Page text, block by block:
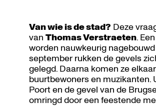
Van wie is de stad? Deze
van Thomas Verstraeten.
worden nauwkeurig
september rukken de gevels
gelegd. Daarna komen ze
buurtbewoners en muzikanten.
Poort en de gevel van de
omringd door een feestende